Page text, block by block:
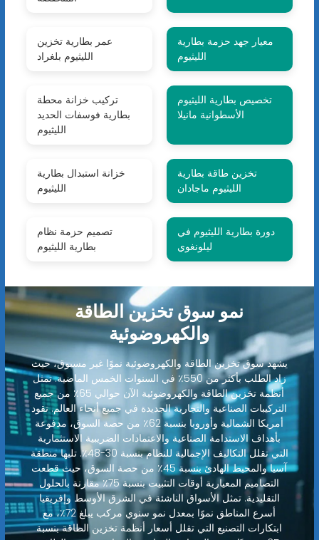
عمر بطارية تخزين
الليثيوم بلغراد
معيار جهد حزمة بطارية
الليثيوم
تركيب خزانة محطة
بطارية فوسفات الحديد
الليثيوم
تخصيص بطارية الليثيوم
الأسطوانية مانيلا
خزانة استبدال بطارية
الليثيوم
تخزين طاقة بطارية
الليثيوم ماجادان
تصميم حزمة نظام
بطارية الليثيوم
دورة بطارية الليثيوم في
ليلونغوي
نمو سوق تخزين الطاقة
والكهروضوئية
يشهد سوق تخزين الطاقة والكهروضوئية نموًا غير مسبوق، حيث
زاد الطلب بأكثر من 550٪ في السنوات الخمس الماضية. تمثل
أنظمة تخزين الطاقة والكهروضوئية الآن حوالي 65٪ من جميع
التركيبات الصناعية والتجارية الجديدة في جميع أنحاء العالم. تقود
أمريكا الشمالية وأوروبا بنسبة 62٪ من حصة السوق، مدفوعة
بأهداف الاستدامة الصناعية والاعتمادات الضريبية الاستثمارية
التي تقلل التكاليف الإجمالية للنظام بنسبة 30-48٪. تليها منطقة
آسيا والمحيط الهادئ بنسبة 45٪ من حصة السوق، حيث قطعت
التصاميم المعيارية أوقات التثبيت بنسبة 75٪ مقارنة بالحلول
التقليدية. تمثل الأسواق الناشئة في الشرق الأوسط وإفريقيا
أسرع المناطق نموًا بمعدل نمو سنوي مركب يبلغ 72٪، مع
ابتكارات التصنيع التي تقلل أسعار أنظمة تخزين الطاقة بنسبة